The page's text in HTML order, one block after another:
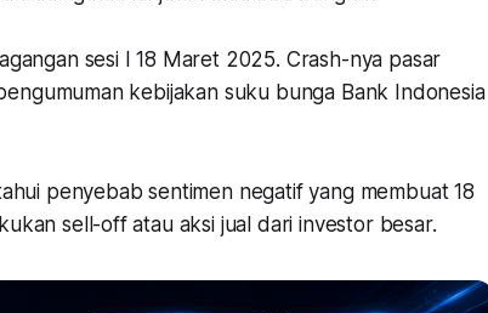
sesi I 18 Maret 2025. Crash-nya pasar
kebijakan suku bunga Bank Indonesia
penyebab sentimen negatif yang membuat 18
sell-off atau aksi jual dari investor besar.